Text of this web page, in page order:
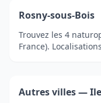
Rosny-sous-Bois
Trouvez les 4
France).
Autres villes —